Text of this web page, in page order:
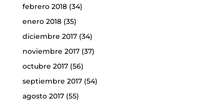
febrero 2018(34)
enero 2018(35)
diciembre 2017(34)
noviembre 2017(37)
octubre 2017(56)
septiembre 2017(54)
agosto 2017(55)